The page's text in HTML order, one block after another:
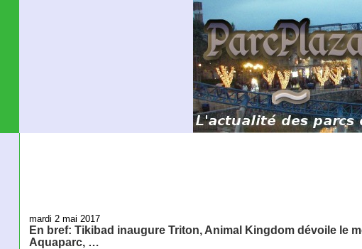
mardi 2 mai 2017
En bref: Tikibad inaugure Triton, Animal Kingdom dévoile le
Aquaparc, …